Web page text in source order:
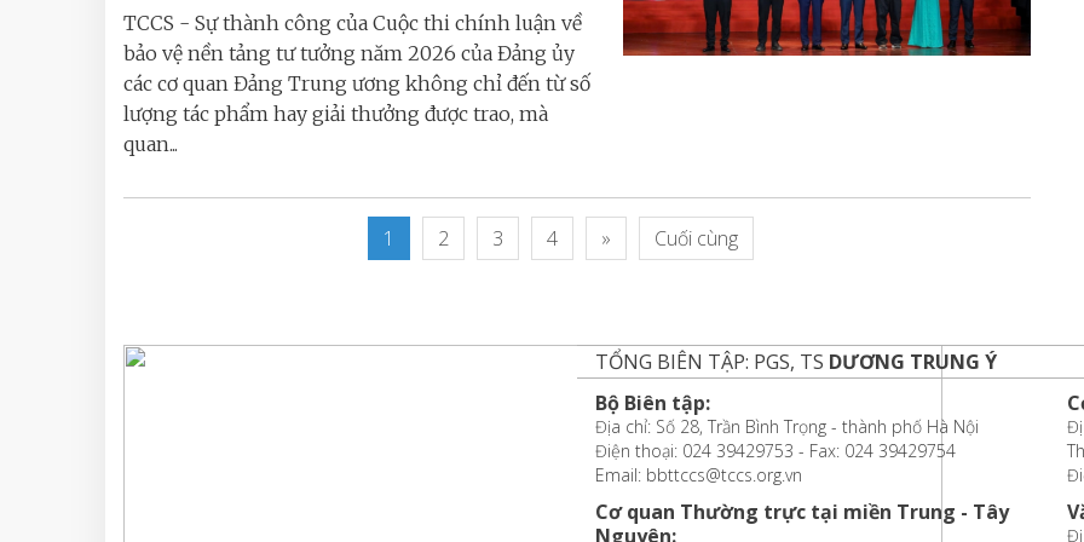
TCCS - Sự thành công của Cuộc thi chính luận về
bảo vệ nền tảng tư tưởng năm 2026 của Đảng ủy
các cơ quan Đảng Trung ương không chỉ đến từ số
lượng tác phẩm hay giải thưởng được trao, mà
quan...
1 2 3 4 » Cuối cùng
TỔNG BIÊN TẬP: PGS, TS DƯƠNG TRUNG Ý
Bộ Biên tập:
Địa chỉ: Số 28, Trần Bình Trọng - thành phố Hà Nội
Điện thoại: 024 39429753 - Fax: 024 39429754
Email: bbttccs@tccs.org.vn
Cơ quan Thường trực tại miền Trung - Tây
Nguyên: